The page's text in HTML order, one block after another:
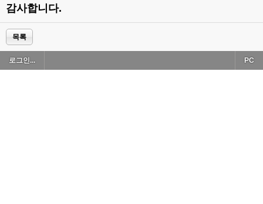
감사합니다.
목록
로그인... PC